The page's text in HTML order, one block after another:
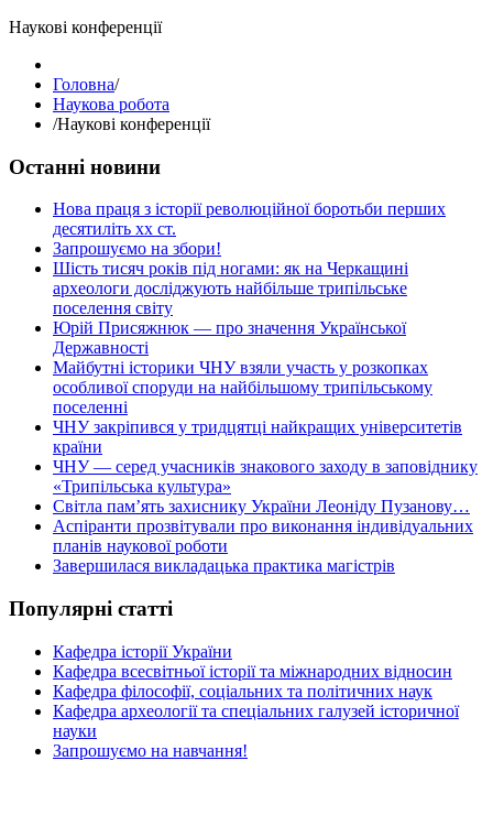
Наукові конференції
Головна/
Наукова робота
/Наукові конференції
Останні новини
Нова праця з історії революційної боротьби перших
десятиліть хх ст.
Запрошуємо на збори!
Шість тисяч років під ногами: як на Черкащині
археологи досліджують найбільше трипільське
поселення світу
Юрій Присяжнюк — про значення Української
Державності
Майбутні історики ЧНУ взяли участь у розкопках
особливої споруди на найбільшому трипільському
поселенні
ЧНУ закріпився у тридцятці найкращих університетів
країни
ЧНУ — серед учасників знакового заходу в заповіднику
«Трипільська культура»
Світла пам’ять захиснику України Леоніду Пузанову…
Аспіранти прозвітували про виконання індивідуальних
планів наукової роботи
Завершилася викладацька практика магістрів
Популярні статті
Кафедра історії України
Кафедра всесвітньої історії та міжнародних відносин
Кафедра філософії, соціальних та політичних наук
Кафедра археології та спеціальних галузей історичної
науки
Запрошуємо на навчання!